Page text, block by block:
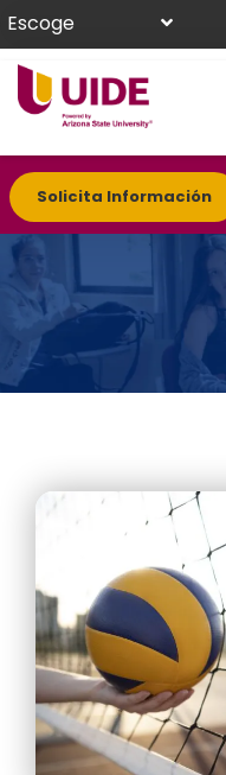
Escoge
Solicita Información